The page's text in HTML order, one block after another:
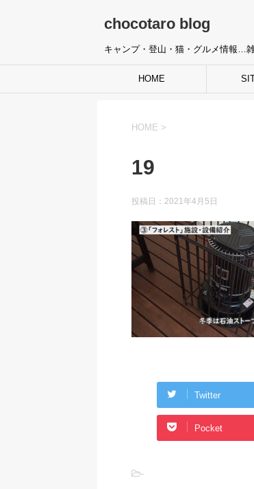
chocotaro blog
キャンプ・登山・猫・グルメ情報…
HOME
HOME >
19
投稿日： 2021年4月5日
Twitter
Pocket
-